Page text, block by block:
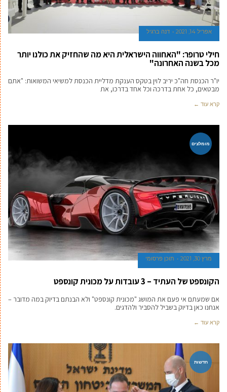
אפריל 14, 2021 דנה ברגיל
חילי טרופר: "האחווה הישראלית היא מה שהחזיק את כולנו יותר
מכל בשנה האחרונה"
יו"ר הכנסת חה"כ יריב לוין בטקס הענקת מדליית הכנסת למשיאי המשואות: "אתם
מבטאים, כל אחת בדרכה וכל אחד בדרכו, את
קרא עוד ←
מומלצים
מרץ 30, 2021 תוכן פרסומי
הקונספט של העתיד – 3 עובדות על מכונית קונספט
אם שמעתם אי פעם את המושג "מכונית קונספט" ולא הבנתם בדיוק במה מדובר –
אנחנו כאן בדיוק בשביל להסביר ולהדגים.
קרא עוד ←
חדשות